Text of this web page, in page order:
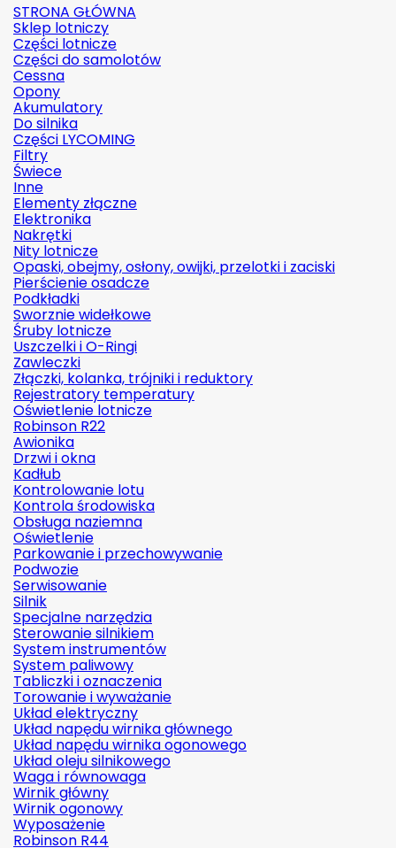
STRONA GŁÓWNA
Sklep lotniczy
Części lotnicze
Części do samolotów
Cessna
Opony
Akumulatory
Do silnika
Części LYCOMING
Filtry
Świece
Inne
Elementy złączne
Elektronika
Nakrętki
Nity lotnicze
Opaski, obejmy, osłony, owijki, przelotki i zaciski
Pierścienie osadcze
Podkładki
Sworznie widełkowe
Śruby lotnicze
Uszczelki i O-Ringi
Zawleczki
Złączki, kolanka, trójniki i reduktory
Rejestratory temperatury
Oświetlenie lotnicze
Robinson R22
Awionika
Drzwi i okna
Kadłub
Kontrolowanie lotu
Kontrola środowiska
Obsługa naziemna
Oświetlenie
Parkowanie i przechowywanie
Podwozie
Serwisowanie
Silnik
Specjalne narzędzia
Sterowanie silnikiem
System instrumentów
System paliwowy
Tabliczki i oznaczenia
Torowanie i wyważanie
Układ elektryczny
Układ napędu wirnika głównego
Układ napędu wirnika ogonowego
Układ oleju silnikowego
Waga i równowaga
Wirnik główny
Wirnik ogonowy
Wyposażenie
Robinson R44